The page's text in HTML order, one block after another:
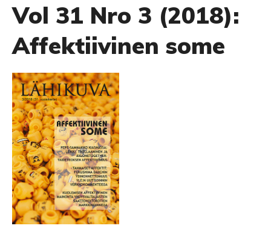
Vol 31 Nro 3 (2018):
Affektiivinen some